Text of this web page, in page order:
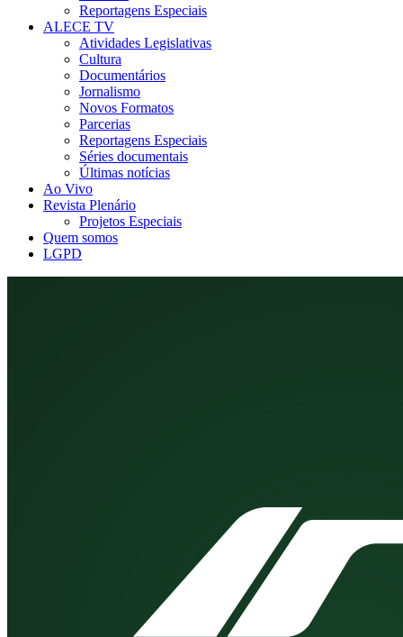
Reportagens Especiais
ALECE TV
Atividades Legislativas
Cultura
Documentários
Jornalismo
Novos Formatos
Parcerias
Reportagens Especiais
Séries documentais
Últimas notícias
Ao Vivo
Revista Plenário
Projetos Especiais
Quem somos
LGPD